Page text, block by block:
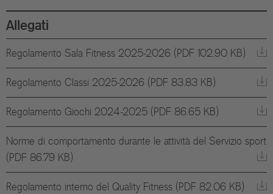
Allegati
Regolamento Sala Fitness 2025-2026 (PDF 102.90 KB)
Regolamento Classi 2025-2026 (PDF 83.83 KB)
Regolamento Giochi 2024-2025 (PDF 86.65 KB)
Norme di comportamento durante le attività del Servizio sport
(PDF 86.79 KB)
Regolamento interno del Quality Fitness (PDF 82.06 KB)